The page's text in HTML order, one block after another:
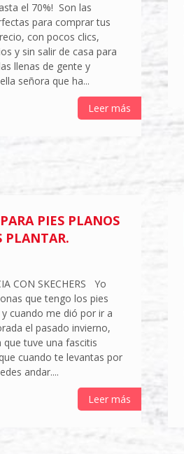
el 70%! Son las
para comprar tus
con pocos clics,
y sin salir de casa para
llenas de gente y
señora que ha...
Leer más
PIES PLANOS
PLANTAR.
CON SKECHERS Yo
que tengo los pies
cuando me dió por ir a
el pasado invierno,
tuve una fascitis
cuando te levantas por
andar....
Leer más